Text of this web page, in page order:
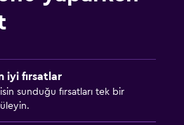
iyi fırsatlar
sunduğu fırsatları tek bir